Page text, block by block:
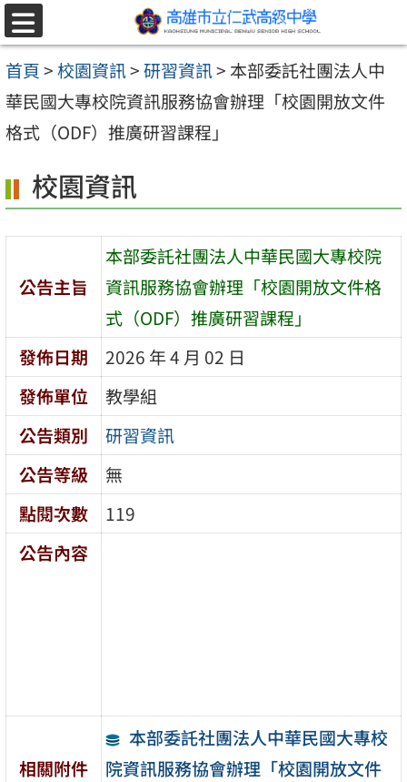
跳至主要內容區
選
單
首頁>校園資訊>研習資訊> 本部委託社團法人中
華民國大專校院資訊服務協會辦理「校園開放文件
格式（ODF）推廣研習課程」
校園資訊
公告主旨
本部委託社團法人中華民國大專校院
資訊服務協會辦理「校園開放文件格
式（ODF）推廣研習課程」
發佈日期
2026 年 4 月 02 日
發佈單位
教學組
公告類別
研習資訊
公告等級
無
點閱次數
119
公告內容
相關附件
本部委託社團法人中華民國大專校
院資訊服務協會辦理「校園開放文件